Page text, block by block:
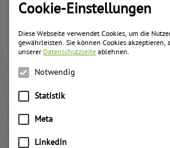
Cookie-Einstellungen
Diese Webseite verwendet Cookies, um die
gewährleisten. Sie können Cookies akzeptieren,
unserer Datenschutzseite ablehnen.
Notwendig
Statistik
Meta
LinkedIn